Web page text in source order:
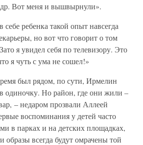
Вот меня и вышвырнули».
ребенка такой опыт навсегда
но вот что говорит о том
я увидел себя по телевизору. Это
я чуть с ума не сошел!»
был рядом, по сути, Ирмелин
одиночку. Но район, где они жили –
– недаром прозвали Аллеей
воспоминания у детей часто
в парках и на детских площадках,
образы всегда будут омрачены той